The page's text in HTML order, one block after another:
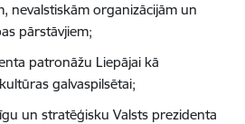
nevalstiskām organizācijām un
pārstāvjiem;
patronāžu Liepājai kā
galvaspilsētai;
un stratēģisku Valsts prezidenta